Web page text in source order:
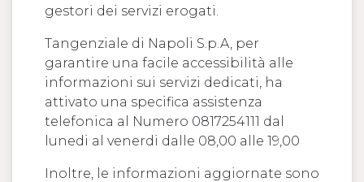
gestori dei servizi erogati.
Tangenziale di Napoli S.p.A, per
garantire una facile accessibilità alle
informazioni sui servizi dedicati, ha
attivato una specifica assistenza
telefonica al Numero 0817254111 dal
lunedi al venerdi dalle 08,00 alle 19,00
Inoltre, le informazioni aggiornate sono